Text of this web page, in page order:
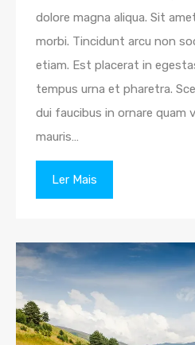
dolore magna aliqua. Sit
morbi. Tincidunt arcu non
etiam. Est placerat in
tempus urna et pharetra.
dui faucibus in ornare quam
mauris…
Ler Mais